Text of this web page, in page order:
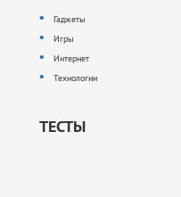
Гаджеты
Игры
Интернет
Технологии
ТЕСТЫ